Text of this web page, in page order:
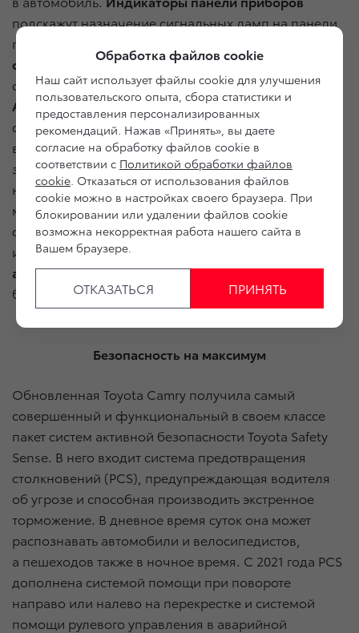
подскажут назначение сигнальных ламп на панели
приборов. Функция
обслуживаниепредназначена, чтобы не забыть
о предстоящем ТО и легко записаться на сервис.
Аварийный ассистентдаст возможность связаться
с экстренными службами или вызвать эвакуатор
в случае непредвиденных обстоятельств, а также
зафиксировать геопозицию и поделиться ей,
например, с аварийным комиссаром через
мессенджеры.Напоминаниябудут вести календарь
сезонной замены шин, записи на обслуживание
и других предстоящих событий, а
аккумуляторапозволит следить за состоянием
батареи.
Безопасность на максимум
Обновленная Toyota Camry получила самый
совершенный и функциональный в своем классе
пакет систем активной безопасности Toyota Safety
Sense. В него входит система предотвращения
столкновений (PCS), предупреждающая водителя
об угрозе и способная производить экстренное
торможение. В дневное время суток она может
распознавать автомобили и велосипедистов,
а пешеходов также в ночное время. С 2021 года PCS
дополнена системой помощи при повороте
направо или налево на перекрестке и системой
помощи рулевого управления в аварийной
Обработка файлов cookie
Наш сайт использует файлы cookie для улучшения
пользовательского опыта, сбора статистики и
предоставления персонализированных
рекомендаций. Нажав «Принять», вы даете
согласие на обработку файлов cookie в
соответствии с Политикой обработки файлов
cookie. Отказаться от использования файлов
cookie можно в настройках своего браузера. При
блокировании или удалении файлов cookie
возможна некорректная работа нашего сайта в
Вашем браузере.
ОТКАЗАТЬСЯ ПРИНЯТЬ